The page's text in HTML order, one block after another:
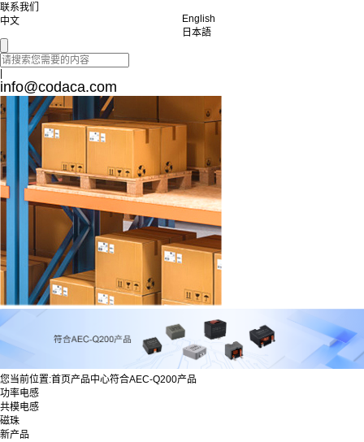
联系我们
中文
English
日本語
|
info@codaca.com
您当前位置:首页产品中心符合AEC-Q200产品
功率电感
共模电感
磁珠
新产品